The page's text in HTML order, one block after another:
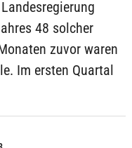
48 solcher
zuvor waren
Im ersten Quartal